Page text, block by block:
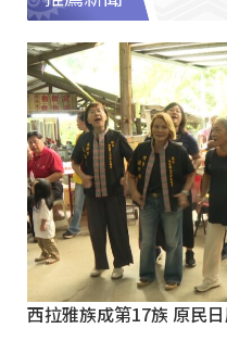
西拉雅族成第17族 原民